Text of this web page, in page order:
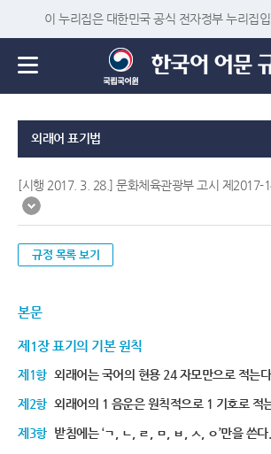
이 누리집은 대한민국 공식 전자정부 누리집입
외래어 표기법
[시행 2017. 3. 28.] 문화체육관광부 고시 제2017-
규정 목록 보기
본문
제1장 표기의 기본 원칙
제1항 외래어는 국어의 현용 24 자모만으로 적는다.
제2항 외래어의 1 음운은 원칙적으로 1 기호로 적
제3항 받침에는 ‘ㄱ, ㄴ, ㄹ, ㅁ, ㅂ, ㅅ, ㅇ’만을 쓴다.